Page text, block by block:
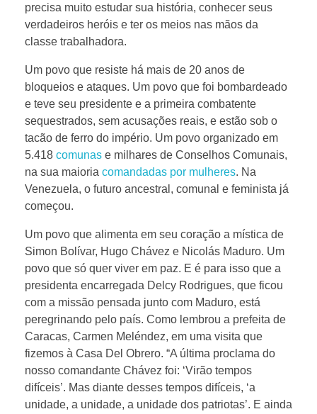
precisa muito estudar sua história, conhecer seus
verdadeiros heróis e ter os meios nas mãos da
classe trabalhadora.
Um povo que resiste há mais de 20 anos de
bloqueios e ataques. Um povo que foi bombardeado
e teve seu presidente e a primeira combatente
sequestrados, sem acusações reais, e estão sob o
tacão de ferro do império. Um povo organizado em
5.418 comunas e milhares de Conselhos Comunais,
na sua maioria comandadas por mulheres. Na
Venezuela, o futuro ancestral, comunal e feminista já
começou.
Um povo que alimenta em seu coração a mística de
Simon Bolívar, Hugo Chávez e Nicolás Maduro. Um
povo que só quer viver em paz. E é para isso que a
presidenta encarregada Delcy Rodrigues, que ficou
com a missão pensada junto com Maduro, está
peregrinando pelo país. Como lembrou a prefeita de
Caracas, Carmen Meléndez, em uma visita que
fizemos à Casa Del Obrero. “A última proclama do
nosso comandante Chávez foi: ‘Virão tempos
difíceis’. Mas diante desses tempos difíceis, ‘a
unidade, a unidade, a unidade dos patriotas’. E ainda